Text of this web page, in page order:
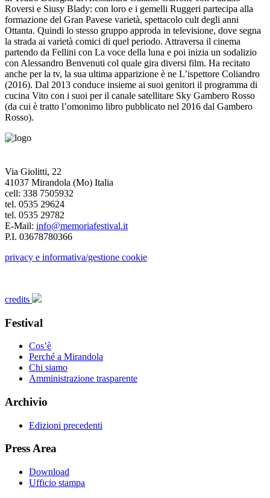
Roversi e Siusy Blady: con loro e i gemelli Ruggeri partecipa alla
formazione del Gran Pavese varietà, spettacolo cult degli anni
Ottanta. Quindi lo stesso gruppo approda in televisione, dove segna
la strada ai varietà comici di quel periodo. Attraversa il cinema
partendo da Fellini con La voce della luna e poi inizia un sodalizio
con Alessandro Benvenuti col quale gira diversi film. Ha recitato
anche per la tv, la sua ultima apparizione è ne L’ispettore Coliandro
(2016). Dal 2013 conduce insieme ai suoi genitori il programma di
cucina Vito con i suoi per il canale satellitare Sky Gambero Rosso
(da cui è tratto l’omonimo libro pubblicato nel 2016 dal Gambero
Rosso).
Via Giolitti, 22
41037 Mirandola (Mo) Italia
cell: 338 7505932
tel. 0535 29624
tel. 0535 29782
E-Mail: info@memoriafestival.it
P.I. 03678780366
privacy e informativa/gestione cookie
credits
Festival
Cos’è
Perché a Mirandola
Chi siamo
Amministrazione trasparente
Archivio
Edizioni precedenti
Press Area
Download
Ufficio stampa